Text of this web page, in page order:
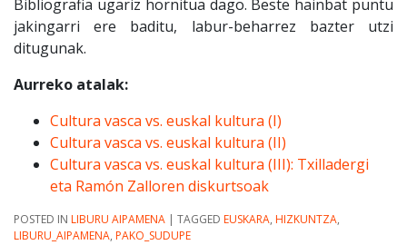
Bibliografia ugariz hornitua dago. Beste hainbat puntu
jakingarri ere baditu, labur-beharrez bazter utzi
ditugunak.
Aurreko atalak:
Cultura vasca vs. euskal kultura (I)
Cultura vasca vs. euskal kultura (II)
Cultura vasca vs. euskal kultura (III): Txilladergi
eta Ramón Zalloren diskurtsoak
POSTED IN LIBURU AIPAMENA | TAGGED EUSKARA, HIZKUNTZA,
LIBURU_AIPAMENA, PAKO_SUDUPE